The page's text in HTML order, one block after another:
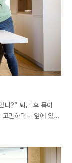
들이 관심 가져주니
에 아들이 연락도
람들이 속상하게
니?” 퇴근 후 몸이
민하더니 옆에 있는
는 형을 힐끗 보곤
아빠 물 좀
.” 내게서 나간